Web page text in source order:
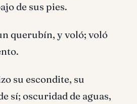
de sus pies.
querubín, y voló; voló
su escondite, su
sí; oscuridad de aguas,